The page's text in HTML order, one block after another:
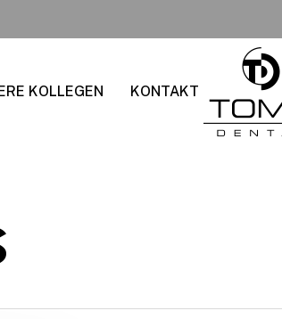
KOLLEGEN KONTAKT